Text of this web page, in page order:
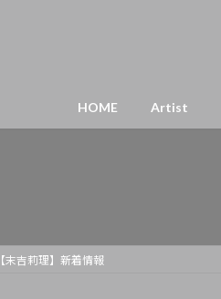
HOME Artist
【末吉莉理】新着情報